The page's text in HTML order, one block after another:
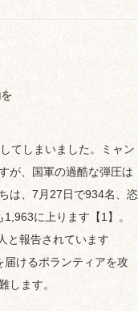
てしまいました。ミャン
が、国軍の過酷な弾圧は
は、7月27日で934名、恣
に上ります【1】。
と報告されています
届けるボランティアを攻
します。